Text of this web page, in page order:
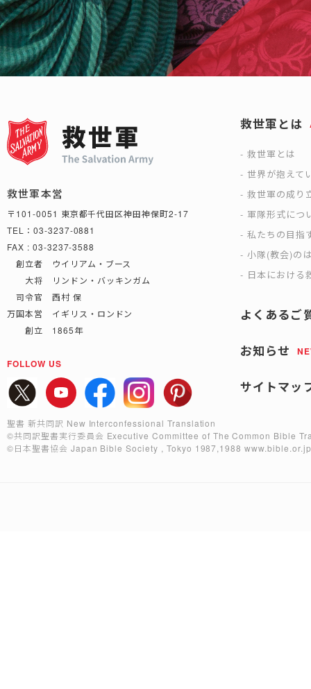
救世軍本営
〒101-0051 東京都千代田区神田神保町2-17
TEL：03-3237-0881
FAX : 03-3237-3588
創立者 ウイリアム・ブース
大将 リンドン・バッキンガム
司令官 西村 保
万国本営 イギリス・ロンドン
創立 1865年
FOLLOW US
救世軍とは
救世軍とは
世界が抱えて
救世軍の成り
軍隊形式につ
私たちの目指
小隊(教会)の
日本における
よくあるご
お知らせ
サイトマッ
聖書 新共同訳 New Interconfessional Translation
©共同訳聖書実行委員会 Executive Committee of The Common Bible
©日本聖書協会 Japan Bible Society , Tokyo 1987,1988www.bible.or.jp